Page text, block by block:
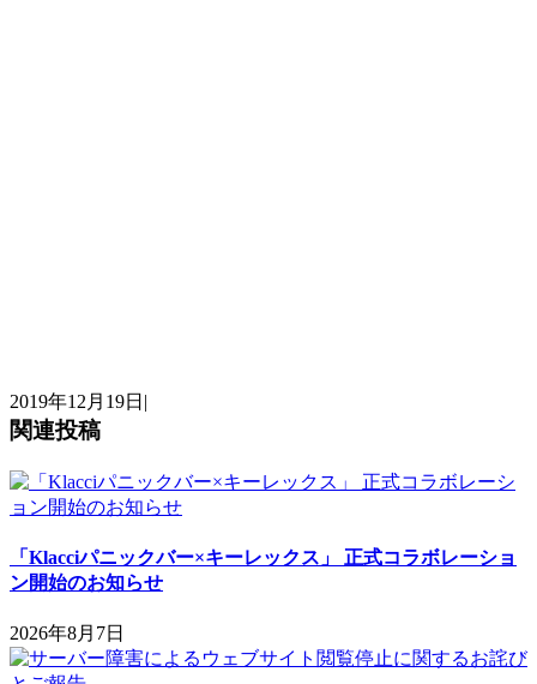
2019年12月19日 |
関連投稿
「Klacciパニックバー×キーレックス」 正式コラボレーショ
ン開始のお知らせ
2026年8月7日